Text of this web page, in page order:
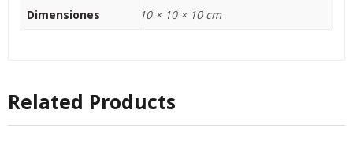
Dimensiones
10 × 10 × 10 cm
Related Products